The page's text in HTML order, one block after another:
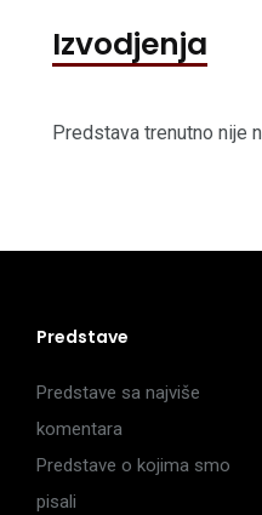
Izvodjenja
Predstava trenutno nije
Predstave
Predstave sa najviše
komentara
Predstave o kojima smo
pisali